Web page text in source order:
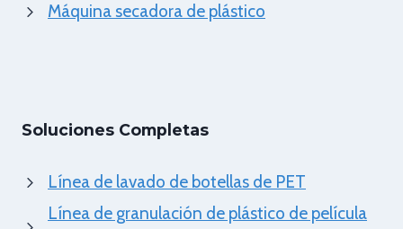
Máquina secadora de plástico
Soluciones Completas
Línea de lavado de botellas de PET
Línea de granulación de plástico de película